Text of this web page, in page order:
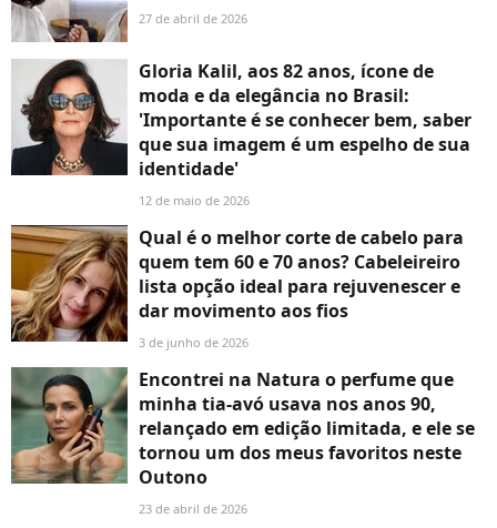
27 de abril de 2026
Gloria Kalil, aos 82 anos, ícone de
moda e da elegância no Brasil:
'Importante é se conhecer bem, saber
que sua imagem é um espelho de sua
identidade'
12 de maio de 2026
Qual é o melhor corte de cabelo para
quem tem 60 e 70 anos? Cabeleireiro
lista opção ideal para rejuvenescer e
dar movimento aos fios
3 de junho de 2026
Encontrei na Natura o perfume que
minha tia-avó usava nos anos 90,
relançado em edição limitada, e ele se
tornou um dos meus favoritos neste
Outono
23 de abril de 2026